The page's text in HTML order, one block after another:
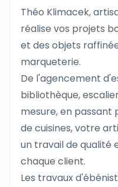
Théo Klimacek,
réalise vos projets
et des objets
marqueterie.
De l'agencement
bibliothèque,
mesure, en passant
de cuisines, votre
un travail de qualité
chaque client.
Les travaux